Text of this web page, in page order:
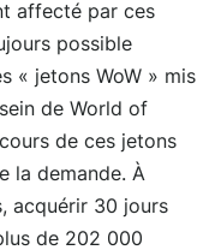
affecté par ces
possible
« jetons WoW » mis
de World of
de ces jetons
la demande. À
acquérir 30 jours
de 202 000